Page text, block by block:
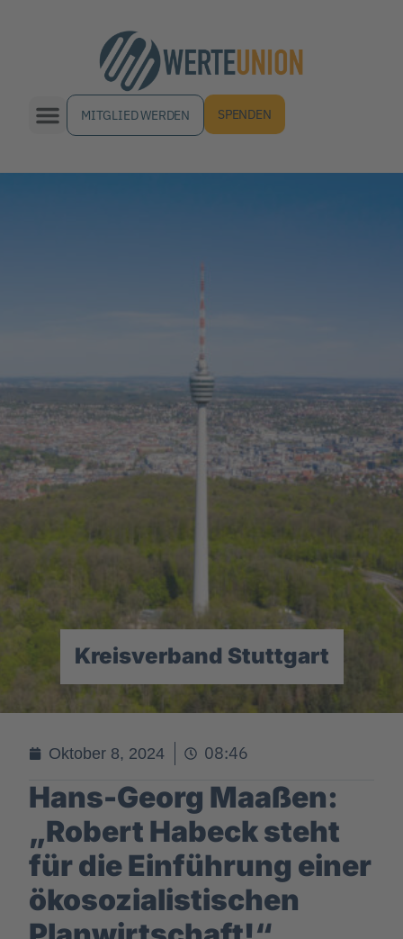
MITGLIED WERDEN SPENDEN
Kreisverband Stuttgart
Oktober 8, 2024 08:46
Hans-Georg Maaßen:
„Robert Habeck steht
für die Einführung einer
ökosozialistischen